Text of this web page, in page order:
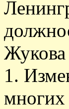
Жукова
1.
многих